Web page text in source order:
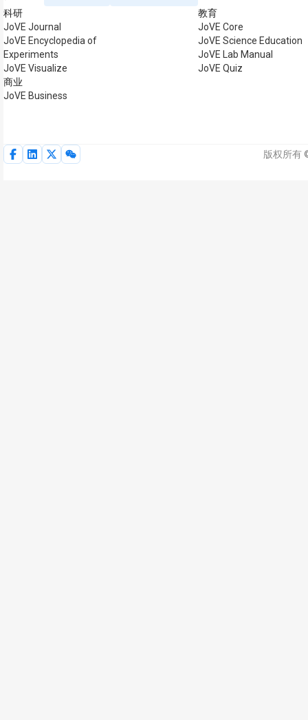
科研
JoVE Journal
JoVE Encyclopedia of
Experiments
JoVE Visualize
商业
JoVE Business
教育
JoVE Core
JoVE Science Education
JoVE Lab Manual
JoVE Quiz
版权所有